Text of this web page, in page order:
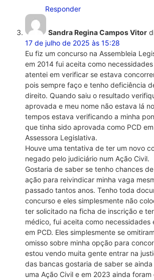
Responder
Sandra Regina Campos Vitor
17 de julho de 2025 às 15:28
Eu fiz um concurso na Assembleia
em 2014 fui aceita como
atentei em verificar se estava
pois sempre faço e tenho deficiência
direito. Quando saiu o resultado
aprovada e meu nome não estava lá
tempos estava verificando a minha
que tinha sido aprovada como PCD
Assessora Legislativa.
Houve uma tentativa de ter um novo
negado pelo judiciário num Ação Civil.
Gostaria de saber se tenho chances
ação para reivindicar minha vaga
passado tantos anos. Tenho toda
concurso e eles simplesmente não
ter solicitado na ficha de inscrição e
médico, fui aceita como necessidades
em PCD. Eles simplesmente se
omisso sobre minha opção para
estou vendo muita gente entrar na
das bancas gostaria de saber se
uma Ação Civil e em 2023 ainda